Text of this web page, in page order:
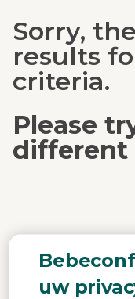
Sorry,
results
criteria.
Please
different
Deel je
#mybebeconfort
uw